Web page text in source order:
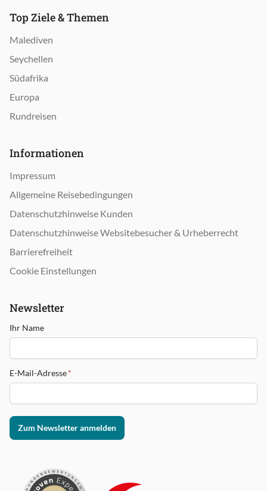
Top Ziele & Themen
Malediven
Seychellen
Südafrika
Europa
Rundreisen
Informationen
Impressum
Allgemeine Reisebedingungen
Datenschutzhinweise Kunden
Datenschutzhinweise Websitebesucher & Urheberrecht
Barrierefreiheit
Cookie Einstellungen
Newsletter
Ihr Name
E-Mail-Adresse*
Zum Newsletter anmelden